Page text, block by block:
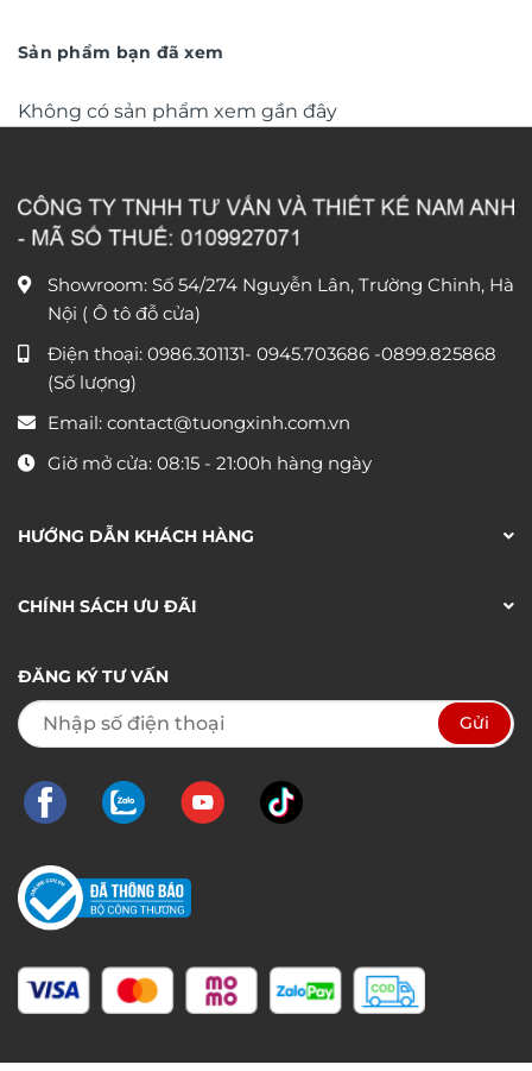
Sản phẩm bạn đã xem
Không có sản phẩm xem gần đây
Showroom: Số 54/274 Nguyễn Lân, Trường Chinh, Hà
Nội ( Ô tô đỗ cửa)
Điện thoại: 0986.301131- 0945.703686 -0899.825868
(Số lượng)
Email: contact@tuongxinh.com.vn
Giờ mở cửa: 08:15 - 21:00h hàng ngày
HƯỚNG DẪN KHÁCH HÀNG
CHÍNH SÁCH ƯU ĐÃI
ĐĂNG KÝ TƯ VẤN